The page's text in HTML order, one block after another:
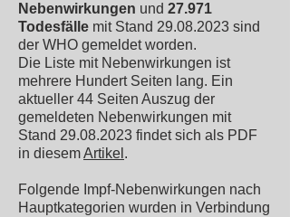
Nebenwirkungen und 27.971
Todesfälle mit Stand 29.08.2023 sind
der WHO gemeldet worden.
Die Liste mit Nebenwirkungen ist
mehrere Hundert Seiten lang. Ein
aktueller 44 Seiten Auszug der
gemeldeten Nebenwirkungen mit
Stand 29.08.2023 findet sich als PDF
in diesemArtikel .
Folgende Impf-Nebenwirkungen nach
Hauptkategorien wurden in Verbindung